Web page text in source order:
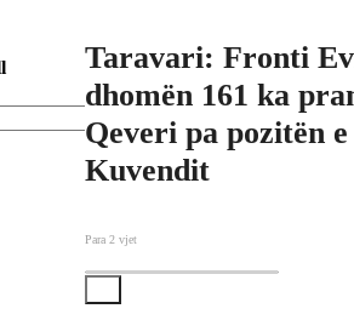
Taravari: Fronti
dhomën 161 ka
Qeveri pa pozitën
Kuvendit
Para 2 vjet